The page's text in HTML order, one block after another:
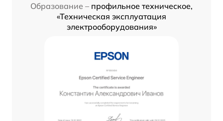
Образование – профильное техническое,
«Техническая эксплуатация
электрооборудования»